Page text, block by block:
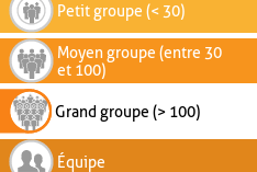
Petit groupe (< 30)
Moyen groupe (entre 30
et 100)
Grand groupe (> 100)
Équipe